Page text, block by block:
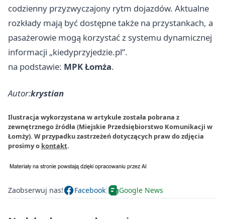
codzienny przyzwyczajony rytm dojazdów. Aktualne
rozkłady mają być dostępne także na przystankach, a
pasażerowie mogą korzystać z systemu dynamicznej
informacji „kiedyprzyjedzie.pl”.
na podstawie: MPK Łomża.
Autor:krystian
Ilustracja wykorzystana w artykule została pobrana z
zewnętrznego źródła (Miejskie Przedsiębiorstwo Komunikacji w
Łomży). W przypadku zastrzeżeń dotyczących praw do zdjęcia
prosimy o kontakt.
Zaobserwuj nas! Facebook Google News